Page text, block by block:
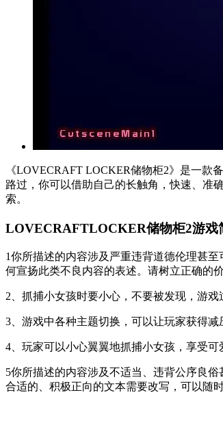
《LOVECRAFT LOCKER储物柜2》是一
路过，你可以借助自己的长触角，快速、准
索。
LOVECRAFTLOCKER储物柜2游戏
1你所描述的内容涉及严重违背道德伦理甚
何宣扬此类不良内容的表述。请树立正确的
2、抓捕小女孩时要小心，不要被发现，游戏
3、游戏中各种主题切换，可以让玩家获得减
4、玩家可以小心翼翼地抓捕小女孩，享受可
5你所描述的内容涉及不适当、违背公序良
合适的、积极正向的文本需要改写，可以随时